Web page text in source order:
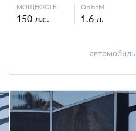
МОЩНОСТЬ
150 л.с.
ОБЪЕМ
1.6 л.